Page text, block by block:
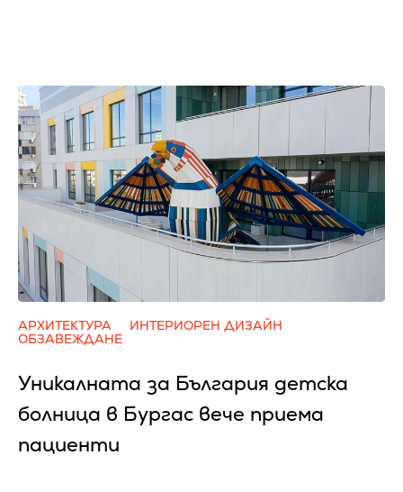
АРХИТЕКТУРА
ИНТЕРИОРЕН ДИЗАЙН
ОБЗАВЕЖДАНЕ
Уникалната за България детска
болница в Бургас вече приема
пациенти